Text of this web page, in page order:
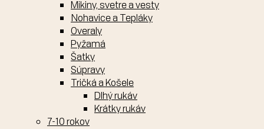
Mikiny, svetre a vesty
Nohavice a Tepláky
Overaly
Pyžamá
Šatky
Súpravy
Tričká a Košele
Dlhý rukáv
Krátky rukáv
7-10 rokov